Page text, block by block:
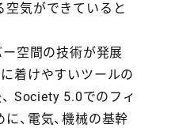
空気ができていると
空間の技術が発展
着けやすいツールの
Society 5.0でのフィ
、電気、機械の基幹